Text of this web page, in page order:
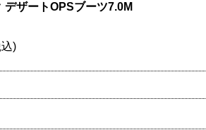
ザートOPSブーツ7.0M
)